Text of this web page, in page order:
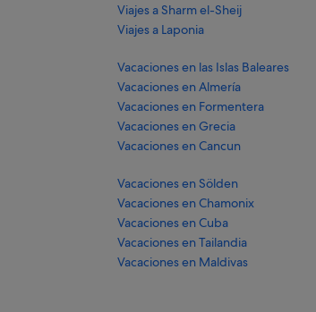
Viajes a Sharm el-Sheij
Viajes a Laponia
Vacaciones en las Islas Baleares
Vacaciones en Almería
Vacaciones en Formentera
Vacaciones en Grecia
Vacaciones en Cancun
Vacaciones en Sölden
Vacaciones en Chamonix
Vacaciones en Cuba
Vacaciones en Tailandia
Vacaciones en Maldivas